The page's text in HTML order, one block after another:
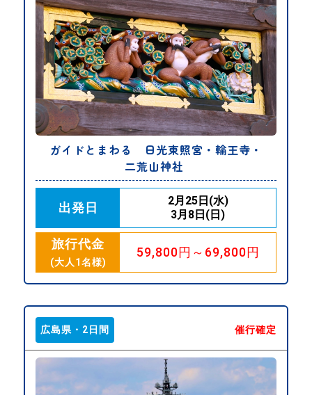
ガイドとまわる 日光東照宮・輪王寺・
二荒山神社
出発日
2月25日(水)
3月8日(日)
旅行代金
(大人1名様)
59,800円～69,800円
広島県・2日間 催行確定